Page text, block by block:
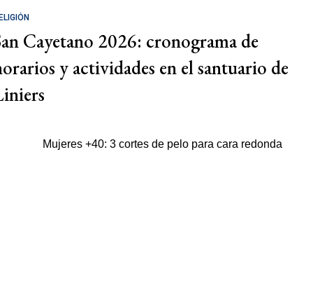
Cayetano 2026: cronograma de
y actividades en el santuario de